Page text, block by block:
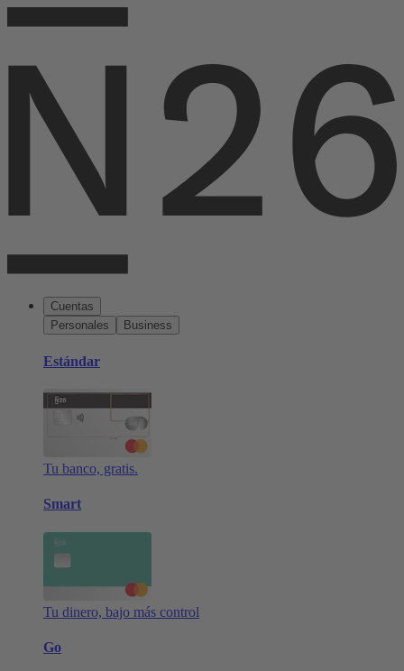
Cuentas
Personales
Business
Estándar
Tu banco, gratis.
Smart
Tu dinero, bajo más control
Go